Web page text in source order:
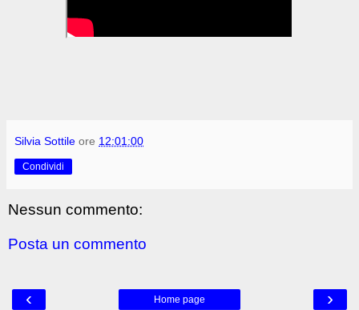
Silvia Sottile ore 12:01:00
Condividi
Nessun commento:
Posta un commento
‹ ›
Home page